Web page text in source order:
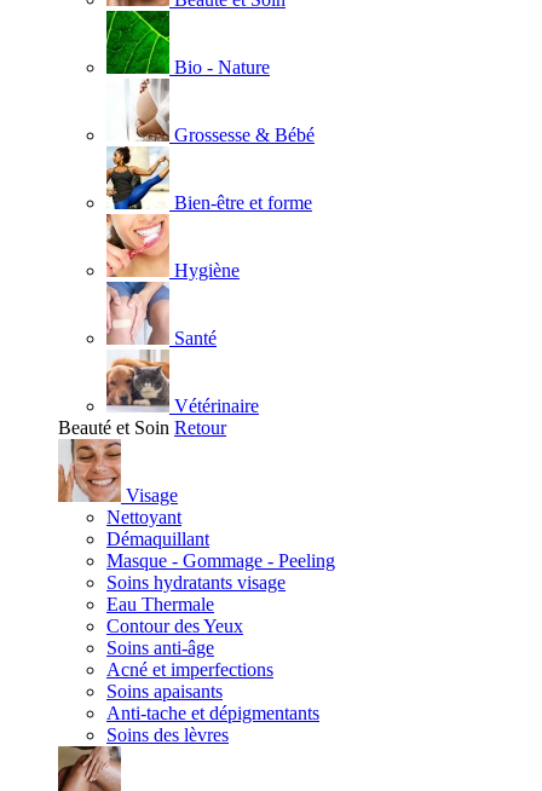
Bio - Nature
Grossesse & Bébé
Bien-être et forme
Hygiène
Santé
Vétérinaire
Beauté et Soin Retour
Visage
Nettoyant
Démaquillant
Masque - Gommage - Peeling
Soins hydratants visage
Eau Thermale
Contour des Yeux
Soins anti-âge
Acné et imperfections
Soins apaisants
Anti-tache et dépigmentants
Soins des lèvres